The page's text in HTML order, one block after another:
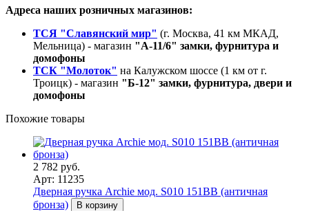
Адреса наших розничных магазинов:
ТСЯ "Славянский мир" (г. Москва, 41 км МКАД,
Мельница) - магазин "А-11/6" замки, фурнитура и
домофоны
ТСК "Молоток" на Калужском шоссе (1 км от г.
Троицк) - магазин "Б-12" замки, фурнитура, двери и
домофоны
Похожие товары
2 782 руб.
Арт: 11235
Дверная ручка Archie мод. S010 151BB (античная
бронза)
В корзину